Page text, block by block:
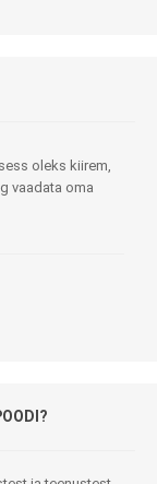
oleks kiirem,
vaadata oma